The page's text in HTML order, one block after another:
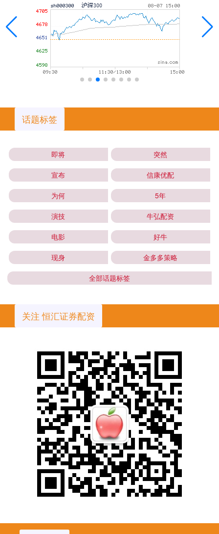
话题标签
即将 突然
宣布 信康优配
为何 5年
演技 牛弘配资
电影 好牛
现身 金多多策略
全部话题标签
关注 恒汇证券配资